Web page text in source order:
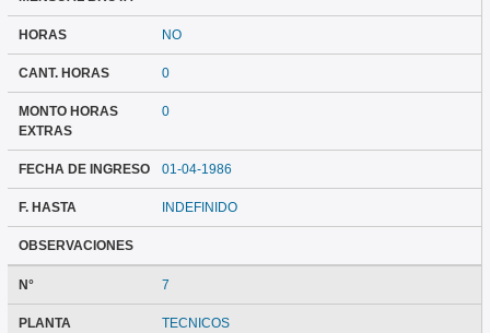
HORAS NO
CANT. HORAS 0
MONTO HORAS
EXTRAS
0
FECHA DE INGRESO 01-04-1986
F. HASTA INDEFINIDO
OBSERVACIONES
N° 7
PLANTA TECNICOS